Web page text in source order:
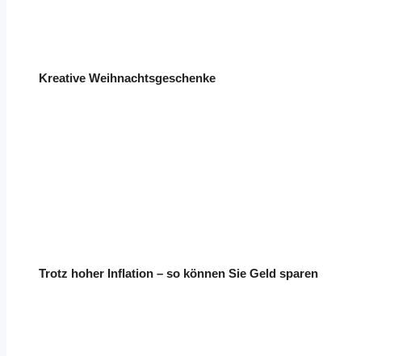
Kreative Weihnachtsgeschenke
Trotz hoher Inflation – so können Sie Geld sparen